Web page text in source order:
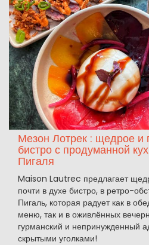
Мезон Лотрек : щедрое и
бистро с продуманной
Пигаля
Maison Lautrec предлагает
почти в духе бистро, в ретро-
Пигаль, которая радует как в
меню, так и в оживлённых
гурманский и непринужденный
скрытыми уголками!